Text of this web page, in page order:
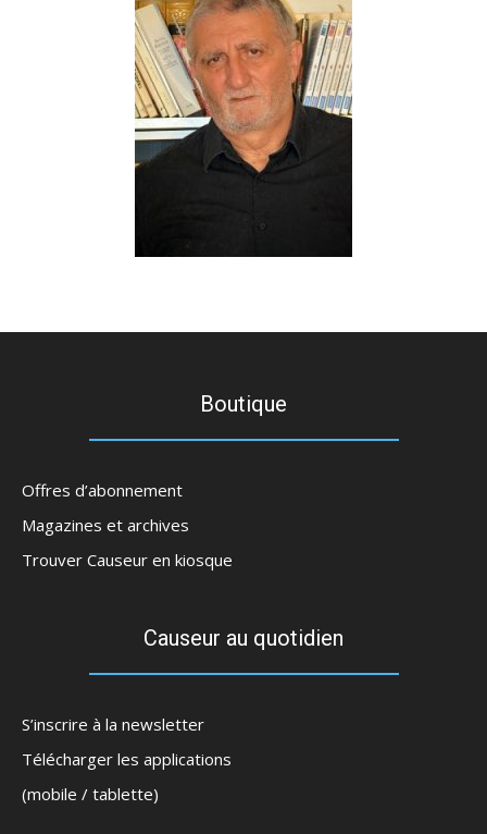
Boutique
Offres d’abonnement
Magazines et archives
Trouver Causeur en kiosque
Causeur au quotidien
S’inscrire à la newsletter
Télécharger les applications
(mobile / tablette)